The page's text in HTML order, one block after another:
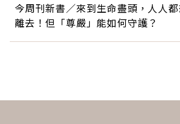
今周刊新書／來到生命盡頭，人人
離去！但「尊嚴」能如何守護？